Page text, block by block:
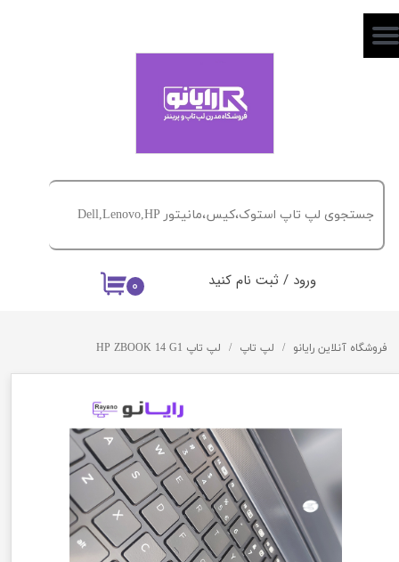
۰ ورود / ثبت نام کنید
حساب کاربری من
خروج از حساب کاربری
فروشگاه آنلاین رایانو لپ تاپ لپ تاپ HP ZBOOK 14 G1